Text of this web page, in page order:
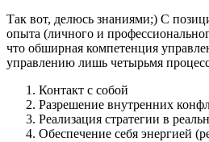
Так вот, делюсь знаниями;) С
опыта (личного и
что обширная компетенция
управлению лишь четырьмя
Контакт с собой
Разрешение внутренних
Реализация стратегии в
Обеспечение себя энергией